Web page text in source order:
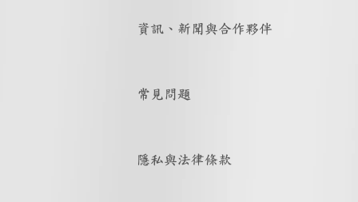
資訊、新聞與合作夥伴
常見問題
隱私與法律條款